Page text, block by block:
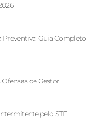
Guia Completo
de Gestor
pelo STF